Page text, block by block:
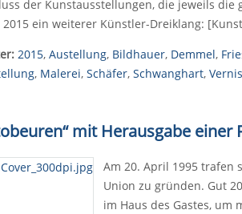
der Kunstausstellungen, die jeweils
ein weiterer Künstler-Dreiklang:
2015, Austellung, Bildhauer, Demmel,
, Malerei, Schäfer, Schwanghart,
mit Herausgabe einer
Am 20. April 1995 trafen
Union zu gründen. Gut
im Haus des Gastes, um